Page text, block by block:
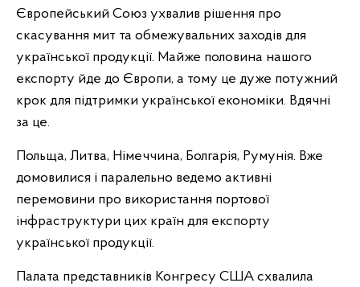
Європейський Союз ухвалив рішення про
скасування мит та обмежувальних заходів для
української продукції. Майже половина нашого
експорту йде до Європи, а тому це дуже потужний
крок для підтримки української економіки. Вдячні
за це.
Польща, Литва, Німеччина, Болгарія, Румунія. Вже
домовилися і паралельно ведемо активні
перемовини про використання портової
інфраструктури цих країн для експорту
української продукції.
Палата представників Конгресу США схвалила